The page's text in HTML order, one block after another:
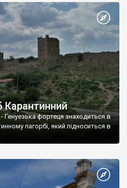
Карантинний
Генуезька фортеця знаходиться в
пагорбі, який підноситься в